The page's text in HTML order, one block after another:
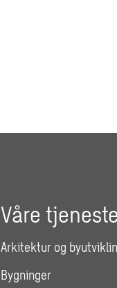
Våre
Arkitektur og
Bygninger